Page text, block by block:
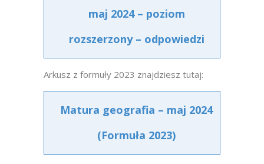
maj 2024 – poziom
rozszerzony – odpowiedzi
Arkusz z formuły 2023 znajdziesz tutaj:
Matura geografia – maj 2024
(Formuła 2023)